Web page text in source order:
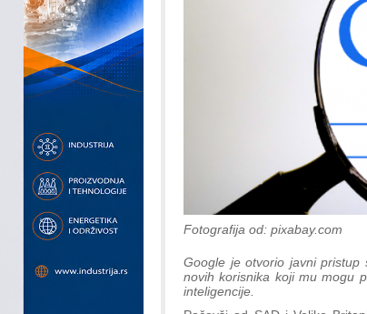
Fotografija od: pixabay.com
Google je otvorio javni
novih korisnika koji mu mogu
inteligencije.